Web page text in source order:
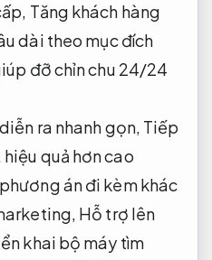
Tăng khách hàng
dài theo mục đích
đỡ chỉn chu 24/24
ra nhanh gọn, Tiếp
hiệu quả hơn cao
án đi kèm khác
Hỗ trợ lên
khai bộ máy tìm